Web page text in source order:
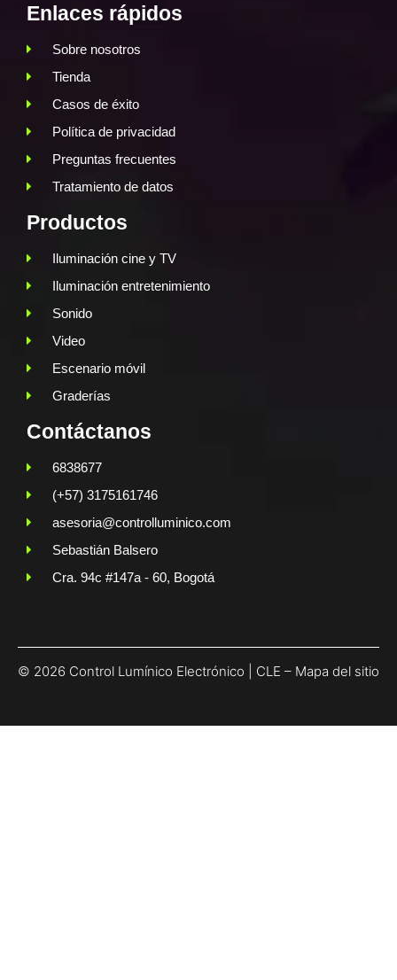
Enlaces rápidos
Sobre nosotros
Tienda
Casos de éxito
Política de privacidad
Preguntas frecuentes
Tratamiento de datos
Productos
Iluminación cine y TV
Iluminación entretenimiento
Sonido
Video
Escenario móvil
Graderías
Contáctanos
6838677
(+57) 3175161746
asesoria@controlluminico.com
Sebastián Balsero
Cra. 94c #147a - 60, Bogotá
© 2026 Control Lumínico Electrónico | CLE – Mapa del sitio